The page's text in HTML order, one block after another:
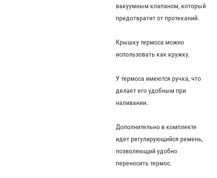
вакуумным клапаном, который
предотвратит от протеканий.
Крышку термоса можно
использовать как кружку.
У термоса имеются ручка, что
делает его удобным при
наливании.
Дополнительно в комплекте
идет регулирующийся ремень,
позволяющий удобно
переносить термос.